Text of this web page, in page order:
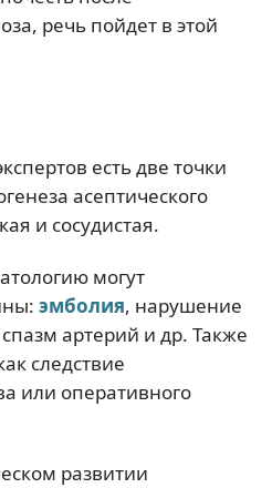
речь пойдет в этой
есть две точки
асептического
и сосудистая.
могут
эмболия, нарушение
артерий и др. Также
следствие
или оперативного
развитии